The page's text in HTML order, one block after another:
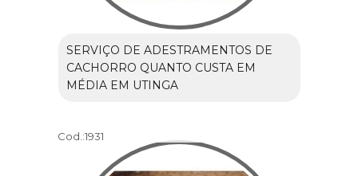
SERVIÇO DE ADESTRAMENTOS DE
CACHORRO QUANTO CUSTA EM
MÉDIA EM UTINGA
Cod.:1931